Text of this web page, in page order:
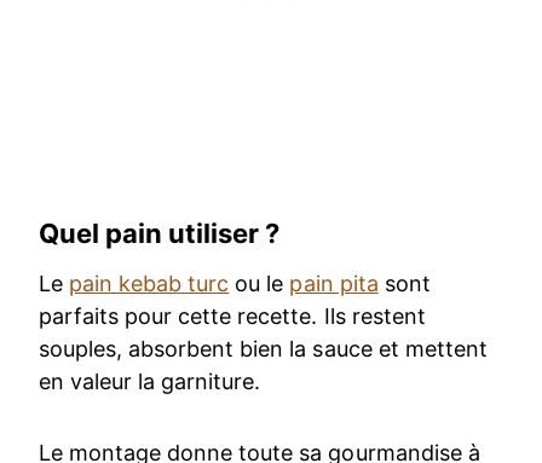
Quel pain utiliser ?
Le pain kebab turc ou le pain pita sont
parfaits pour cette recette. Ils restent
souples, absorbent bien la sauce et mettent
en valeur la garniture.
Le montage donne toute sa gourmandise à